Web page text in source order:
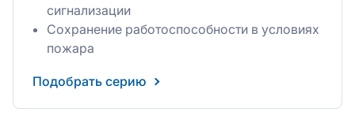
сигнализации
Сохранение работоспособности в условиях
пожара
Подобрать серию